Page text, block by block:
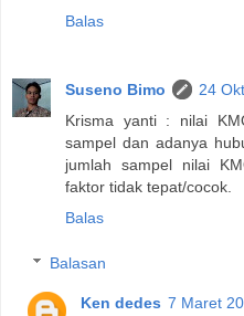
Balas
Suseno Bimo
24
Krisma yanti : nilai
sampel dan adanya
jumlah sampel nilai
faktor tidak tepat/cocok.
Balas
Balasan
Ken dedes 7 Maret